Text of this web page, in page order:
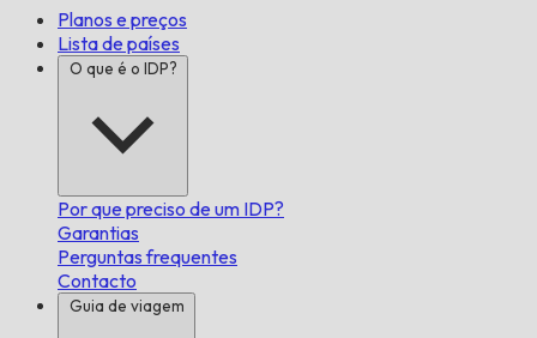
Planos e preços
Lista de países
O que é o IDP?
Por que preciso de um IDP?
Garantias
Perguntas frequentes
Contacto
Guia de viagem